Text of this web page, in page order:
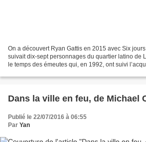
On a découvert Ryan Gattis en 2015 avec Six
suivait dix-sept personnages du quartier latino de
le temps des émeutes qui, en 1992, ont suivi
Dans la ville en feu, de Michael
Publié le 22/07/2016 à 06:55
Par Yan